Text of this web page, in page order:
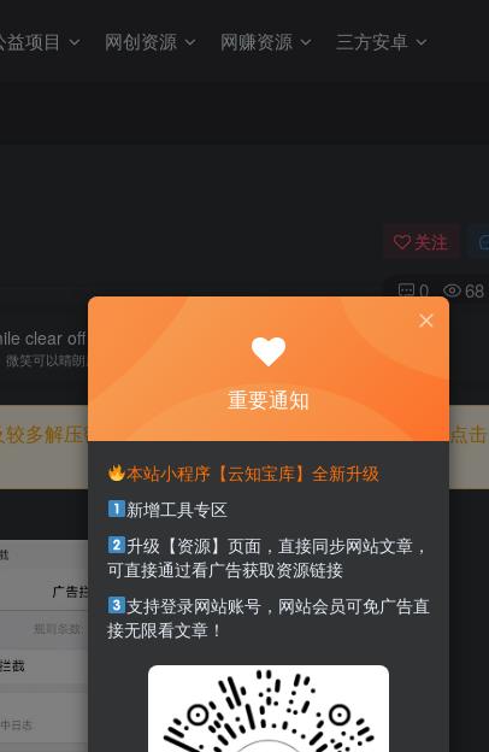
益项目 网创资源 网赚资源 三方安卓
关注
0 68
clear off the sky, of all days.
微笑可以晴朗所有的天
多解压密码，如果你下载的资源需要解压密码，请点击
重要通知
本站小程序【云知宝库】全新升级
新增工具专区
升级【资源】页面，直接同步网站文章，
可直接通过看广告获取资源链接
支持登录网站账号，网站会员可免广告直
接无限看文章！